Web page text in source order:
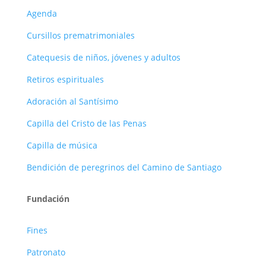
Agenda
Cursillos prematrimoniales
Catequesis de niños, jóvenes y adultos
Retiros espirituales
Adoración al Santísimo
Capilla del Cristo de las Penas
Capilla de música
Bendición de peregrinos del Camino de Santiago
Fundación
Fines
Patronato